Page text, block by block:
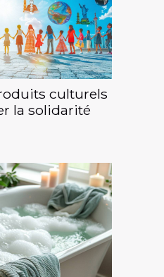
culturels
la solidarité